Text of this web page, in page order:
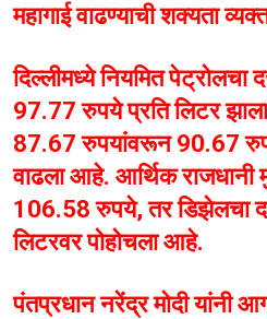
महागाई वाढण्याची शक्यता
दिल्लीमध्ये नियमित
97.77 रुपये प्रति लिटर
87.67 रुपयांवरून 90.67
वाढला आहे. आर्थिक राजधानी
106.58 रुपये, तर डिझेलचा
लिटरवर पोहोचला आहे.
पंतप्रधान नरेंद्र मोदी यांनी